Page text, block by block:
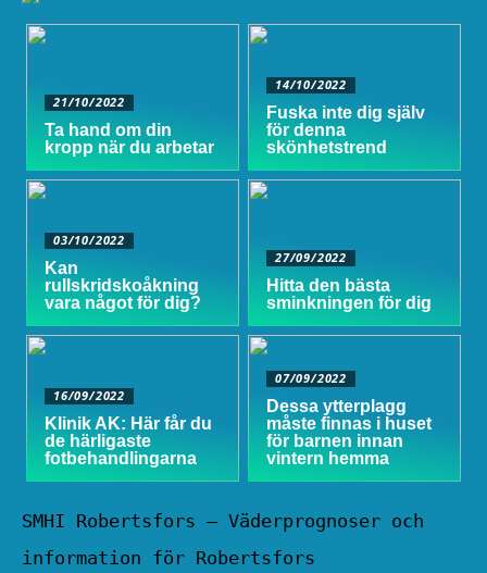
21/10/2022
Ta hand om din
kropp när du arbetar
14/10/2022
Fuska inte dig själv
för denna
skönhetstrend
03/10/2022
Kan
rullskridskoåkning
vara något för dig?
27/09/2022
Hitta den bästa
sminkningen för dig
16/09/2022
Klinik AK: Här får du
de härligaste
fotbehandlingarna
07/09/2022
Dessa ytterplagg
måste finnas i huset
för barnen innan
vintern hemma
SMHI Robertsfors – Väderprognoser och
information för Robertsfors